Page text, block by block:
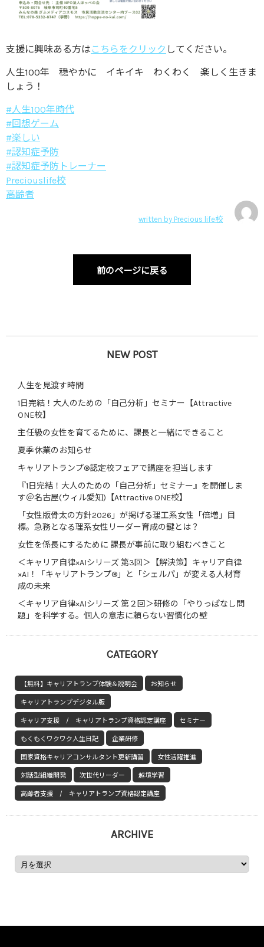
支援に興味ある方は こちらをクリック してください。
人生100年 穏やかに イキイキ わくわく 楽しく生きま
しょう！
#人生100年時代
#回想ゲーム
#楽しい
#認知症予防
#認知症予防トレーナー
Preciouslife校
高齢者
written by Precious life校
前のページに戻る
NEW POST
人生を見渡す時間
1日完結！大人のための「自己分析」セミナー【Attractive
ONE校】
主任級の女性を育てるために、課長と一緒にできること
夏季休業のお知らせ
キャリアトランプ®認定校フェアで講座を担当します
『1日完結！大人のための「自己分析」セミナー』を開催しま
す＠名古屋(ウィル愛知)【Attractive ONE校】
「女性版骨太の方針2026」が掲げる理工系女性「倍増」目
標。急務となる理系女性リーダー育成の鍵とは？
女性を係長にするために 課長が事前に取り組むべきこと
＜キャリア自律×AIシリーズ 第3回＞【解決策】キャリア自律
×AI！「キャリアトランプ®」と「シェルパ」が変える人材育
成の未来
＜キャリア自律×AIシリーズ 第２回＞研修の「やりっぱなし問
題」を科学する。個人の意志に頼らない習慣化の壁
CATEGORY
【無料】キャリアトランプ体験＆説明会 お知らせ
キャリアトランプデジタル版
キャリア支援 / キャリアトランプ資格認定講座 セミナー
もくもくワクワク人生日記 企業研修
国家資格キャリアコンサルタント更新講習 女性活躍推進
対話型組織開発 次世代リーダー 越境学習
高齢者支援 / キャリアトランプ資格認定講座
ARCHIVE